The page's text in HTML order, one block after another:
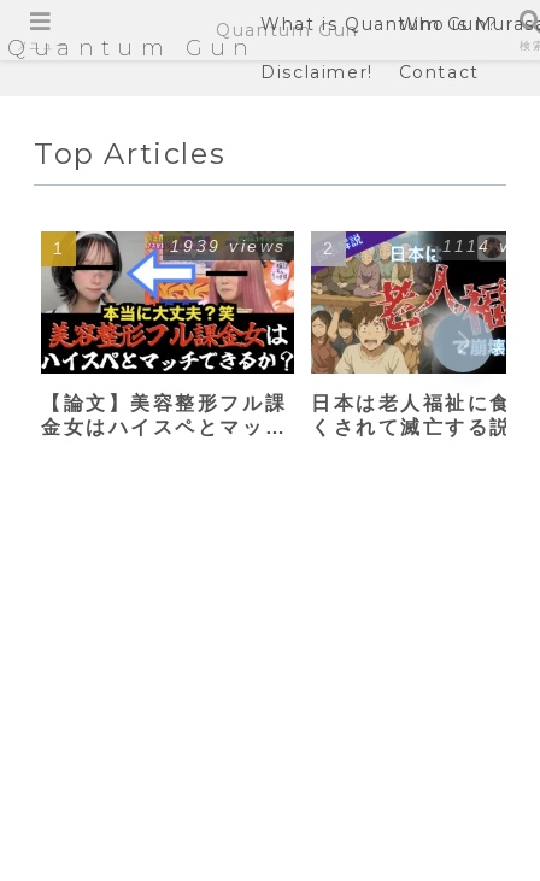
Quantum Gun
What is Quantum Gun?
Who is
Disclaimer! Contact
Top Articles
【論文】美容整形フル課
金女はハイスペとマッチ
1939 views
日本は老人福祉に食い
くされて滅亡する説
1114
メニュー
Quantum Gun
検